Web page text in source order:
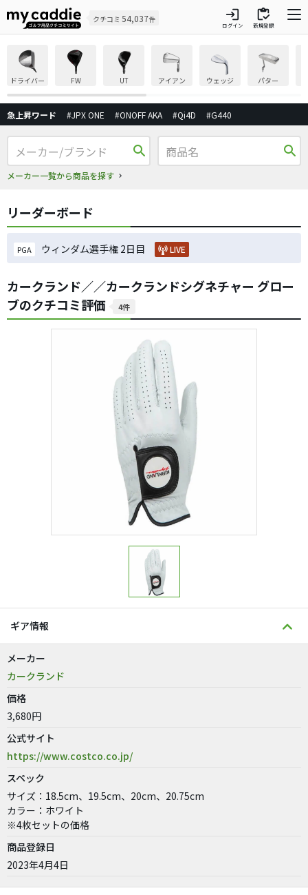
クチコミ 54,037件 login
ログイン
inventory
新規登録
ドライバー FW UT アイアン ウェッジ パター
急上昇ワード #JPX ONE #ONOFF AKA #Qi4D #G440
search
メーカー一覧から商品を探す
search
リーダーボード
PGA ウィンダム選手権 2日目 LIVE
カークランド／／カークランドシグネチャー グロー
ブのクチコミ評価
4件
ギア情報
メーカー
カークランド
価格
3,680円
公式サイト
https://www.costco.co.jp/
スペック
サイズ：18.5cm、19.5cm、20cm、20.75cm
カラー：ホワイト
※4枚セットの価格
商品登録日
2023年4月4日